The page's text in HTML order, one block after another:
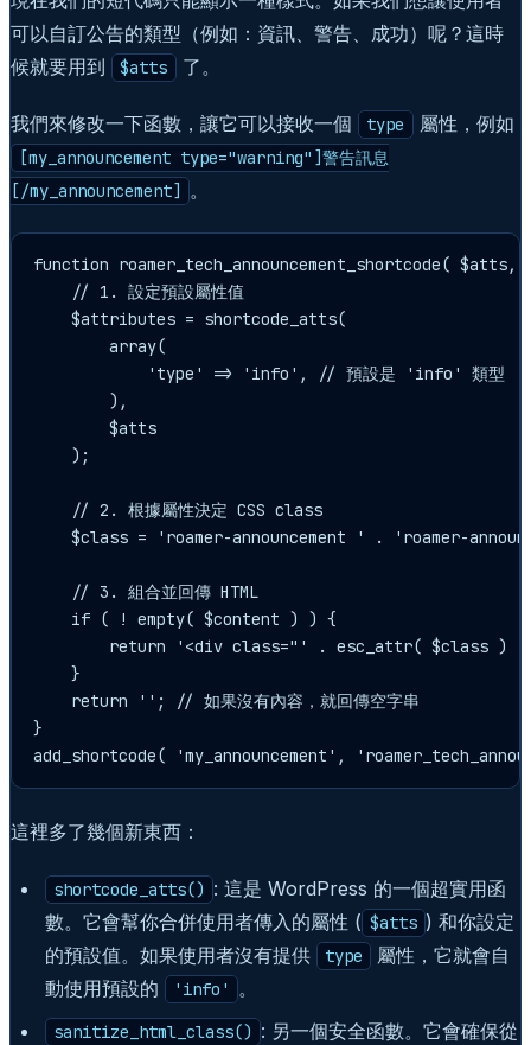
可以自訂公告的類型（例如：資訊、警告、成功）呢？這時
候就要用到
$atts 了。
我們來修改一下函數，讓它可以接收一個 type 屬性，例如
[my_announcement type="warning"]警告訊息
[/my_announcement]
。
function roamer_tech_announcement_shortcode(
    // 1. 設定預設屬性值
    $attributes = shortcode_atts(
        array(
            'type' => 'info', // 預設是 'info' 類型
        ),
        $atts
    );
    // 2. 根據屬性決定 CSS class
$class = 'roamer-announcement ' . 'roamer-
    // 3. 組合並回傳 HTML
    if ( ! empty( $content ) ) {
return '<div class="' . esc_attr( $class )
    }
    return ''; // 如果沒有內容，就回傳空字串
}
add_shortcode( 'my_announcement',
這裡多了幾個新東西：
shortcode_atts() : 這是 WordPress 的一個超實用函
數。它會幫你合併使用者傳入的屬性 ( $atts ) 和你設定
的預設值。如果使用者沒有提供
type
屬性，它就會自
動使用預設的
'info' 。
sanitize_html_class() : 另一個安全函數。它會確保從